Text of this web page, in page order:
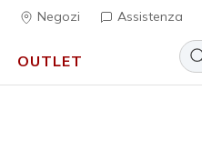
Negozi Assistenza
OUTLET